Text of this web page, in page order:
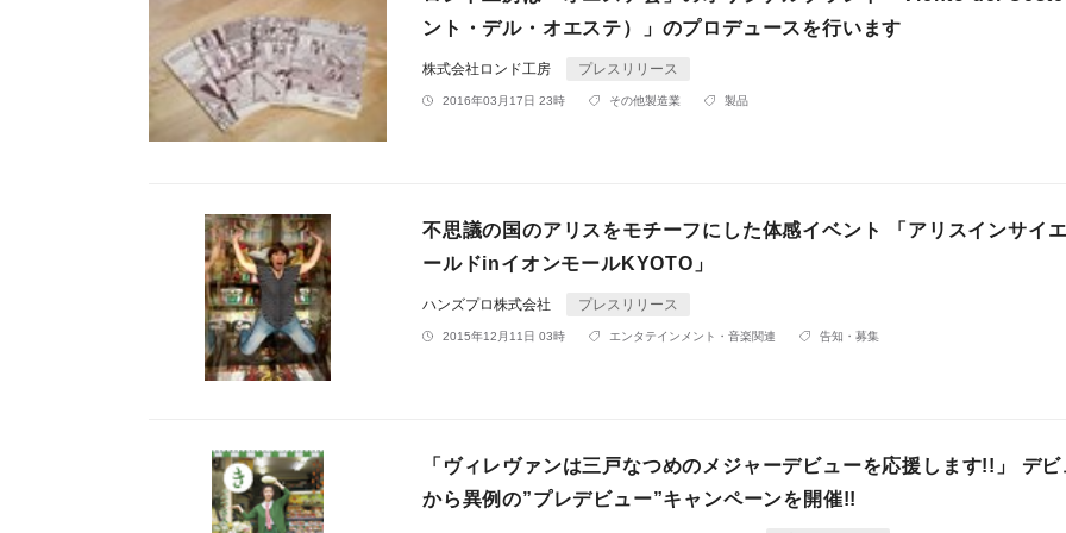
ント・デル・オエステ）」のプロデュースを行います
株式会社ロンド工房 プレスリリース
2016年03月17日 23時 その他製造業 製品
不思議の国のアリスをモチーフにした体感イベント 「アリスインサイ
ールドinイオンモールKYOTO」
ハンズプロ株式会社 プレスリリース
2015年12月11日 03時 エンタテインメント・音楽関連 告知・募集
「ヴィレヴァンは三戸なつめのメジャーデビューを応援します!!」 デビ
から異例の”プレデビュー”キャンペーンを開催!!